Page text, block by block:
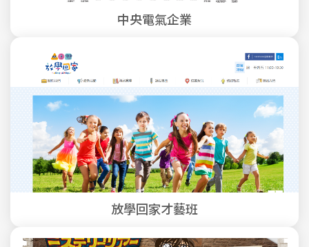
中央電氣企業
放學回家才藝班